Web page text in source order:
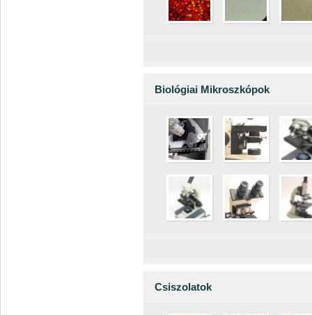
Biológiai Mikroszkópok
Csiszolatok